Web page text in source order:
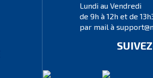
Lundi au Vendredi
de 9h à 12h et de
par mail à